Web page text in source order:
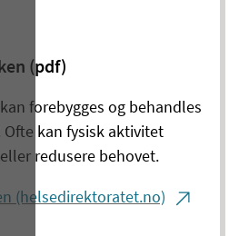
(pdf)
forebygges og behandles
kan fysisk aktivitet
redusere behovet.
(helsedirektoratet.no)